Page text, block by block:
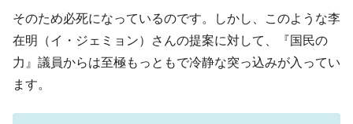
営業利益80.2％も減少
『Money1』
米国下院「韓国の公務員個人をターゲット
にぶん殴る法案」提出！⇒ クーパン問題は合衆国企業に対
する差別。許してはおかぬ
他人事のような発言。
そのため必死になっているのです。しかし、このような李
在明（イ・ジェミョン）さんの提案に対して、『国民の
力』議員からは至極もっともで冷静な突っ込みが入ってい
ます。